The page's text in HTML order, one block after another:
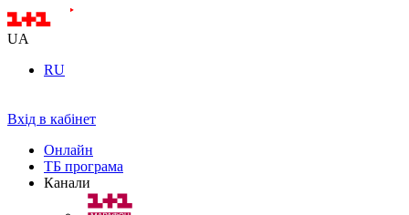
UA
RU
Вхід в кабінет
Онлайн
ТБ програма
Канали